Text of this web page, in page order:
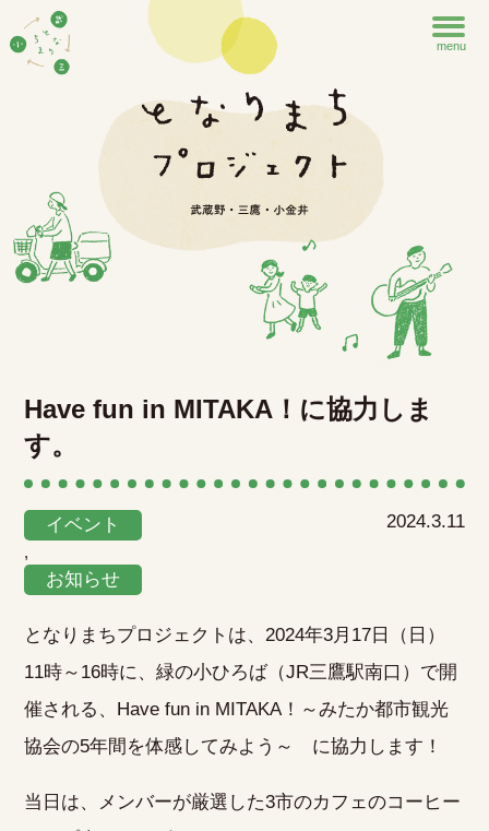
menu
Have fun in MITAKA！に協力しま
す。
イベント
,
お知らせ
2024.3.11
となりまちプロジェクトは、2024年3月17日（日）
11時～16時に、緑の小ひろば（JR三鷹駅南口）で開
催される、Have fun in MITAKA！～みたか都市観光
協会の5年間を体感してみよう～ に協力します！
当日は、メンバーが厳選した3市のカフェのコーヒー